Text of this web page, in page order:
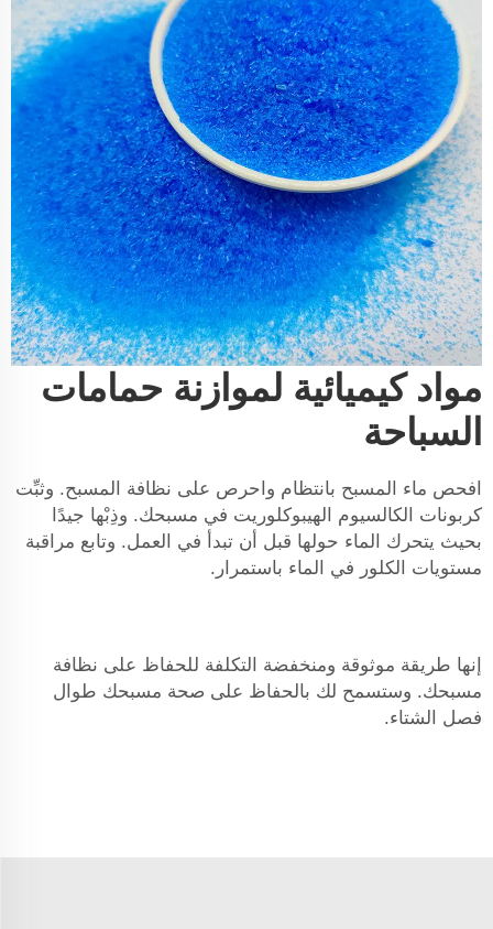
مواد كيميائية لموازنة حمامات
السباحة
افحص ماء المسبح بانتظام واحرص على نظافة المسبح. وثبِّت
كربونات الكالسيوم الهيبوكلوريت في مسبحك. وذِبْها جيدًا
بحيث يتحرك الماء حولها قبل أن تبدأ في العمل. وتابع مراقبة
مستويات الكلور في الماء باستمرار.
إنها طريقة موثوقة ومنخفضة التكلفة للحفاظ على نظافة
مسبحك. وستسمح لك بالحفاظ على صحة مسبحك طوال
فصل الشتاء.